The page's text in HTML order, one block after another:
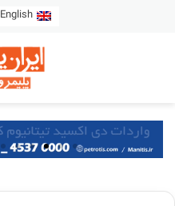
English